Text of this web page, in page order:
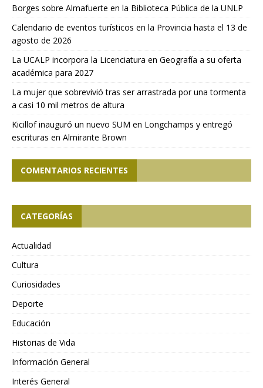
Borges sobre Almafuerte en la Biblioteca Pública de la UNLP
Calendario de eventos turísticos en la Provincia hasta el 13 de
agosto de 2026
La UCALP incorpora la Licenciatura en Geografía a su oferta
académica para 2027
La mujer que sobrevivió tras ser arrastrada por una tormenta
a casi 10 mil metros de altura
Kicillof inauguró un nuevo SUM en Longchamps y entregó
escrituras en Almirante Brown
COMENTARIOS RECIENTES
CATEGORÍAS
Actualidad
Cultura
Curiosidades
Deporte
Educación
Historias de Vida
Información General
Interés General